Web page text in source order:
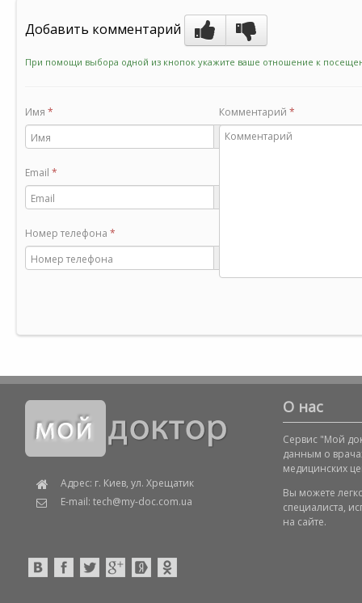
Добавить комментарий
При помощи выбора одной из кнопок укажите ваше отношение к
Имя *
Email *
Номер телефона *
Комментарий *
Адрес: г. Киев, ул. Хрещатик
E-mail: tech@my-doc.com.ua
О нас
Сервис "Мой
данным о
медицинских
Вы можете
специалиста,
на сайте.